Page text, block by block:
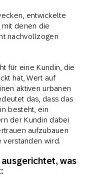
entwickelte
mit denen die
nachvollzogen
für eine Kundin, die
hat, Wert auf
aktiven urbanen
das, dass das
besteht, ein
der Kundin dabei
aufzubauen
verstanden wird.
was